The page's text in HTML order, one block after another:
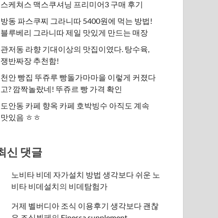
스케쳐스 맥스쿠셔닝 프리미어3 구매 후기
방동 파스쿠찌 그라니따 5400원에 먹는 방법!
블루베리 그라니따 제일 맛있게 만드는 매장
관저동 라향 기대이상의 맛집이였다. 탕수육,
쟁반짜장 추천함!
천안 빵집 뚜쥬루 빵돌가마마을 이렇게 커졌다
고? 깜짝놀랐네! 뚜쥬르 빵 가격 확인
도안동 카페 향옥 카페 호박빙수 아직도 계속
맛있음 ㅎㅎ
신 댓글
노비타 비데 자가설치 방법 생각보다 쉬운 노
비타 비데설치의 비데탐험가
거제 벨버디아 조식 이용후기 생각보다 괜찮